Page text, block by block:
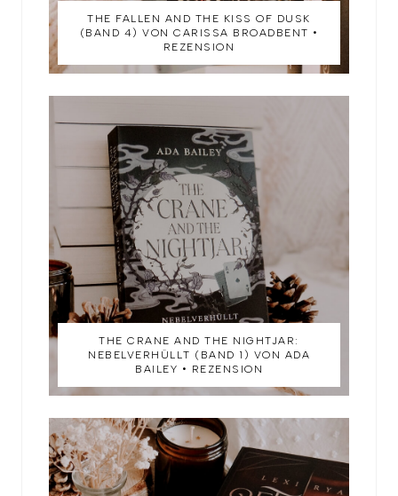
THE FALLEN AND THE KISS OF DUSK
(BAND 4) VON CARISSA BROADBENT •
REZENSION
THE CRANE AND THE NIGHTJAR:
NEBELVERHÜLLT (BAND 1) VON ADA
BAILEY • REZENSION